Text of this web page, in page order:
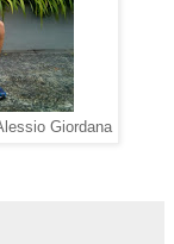
Giordana